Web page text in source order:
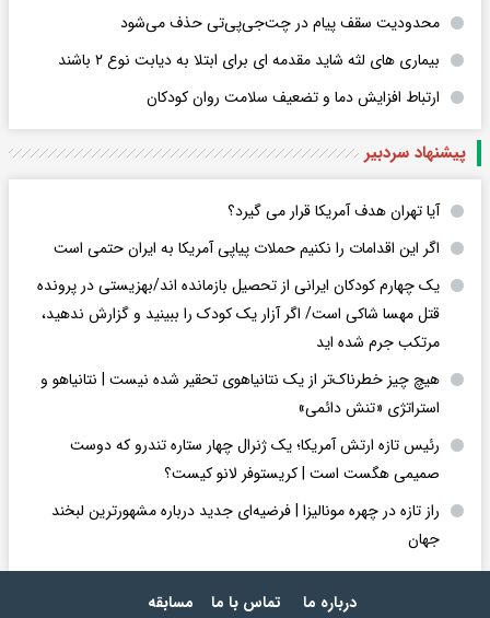
محدودیت سقف پیام در چت‌جی‌پی‌تی حذف می‌شود
بیماری های لثه شاید مقدمه ای برای ابتلا به دیابت نوع ۲ باشند
ارتباط افزایش دما و تضعیف سلامت روان کودکان
پیشنهاد سردبیر
آیا تهران هدف آمریکا قرار می گیرد؟
اگر این اقدامات را نکنیم حملات پیاپی آمریکا به ایران حتمی است
یک چهارم کودکان ایرانی از تحصیل بازمانده اند/بهزیستی در پرونده
قتل مهسا شاکی است/ اگر آزار یک کودک را ببینید و گزارش ندهید،
مرتکب جرم شده اید
هیچ چیز خطرناک‌تر از یک نتانیاهوی تحقیر شده نیست | نتانیاهو و
استراتژی «تنش دائمی»
رئیس تازه ارتش آمریکا؛ یک ژنرال چهار ستاره تندرو که دوست
صمیمی هگست است | کریستوفر لانو کیست؟
راز تازه در چهره مونالیزا | فرضیه‌ای جدید درباره مشهورترین لبخند
جهان
درباره ما تماس با ما مسابقه